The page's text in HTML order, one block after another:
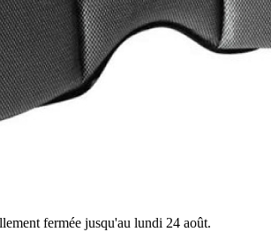
fermée jusqu'au lundi 24 août.